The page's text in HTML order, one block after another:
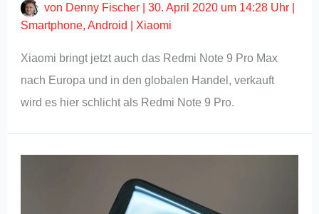
von Denny Fischer |30. April 2020 um 14:28 Uhr
Smartphone,Android Xiaomi
Xiaomi bringt jetzt auch das Redmi Note 9 Pro Max
nach Europa und in den globalen Handel, verkauft
wird es hier schlicht als Redmi Note 9 Pro.